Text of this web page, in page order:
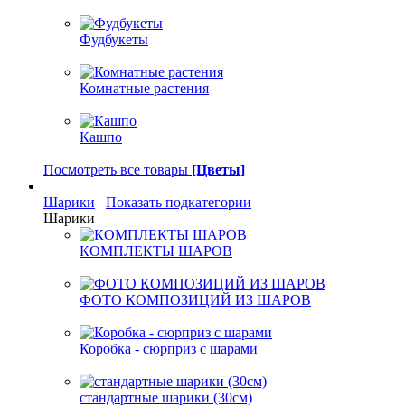
Фудбукеты
Комнатные растения
Кашпо
Посмотреть все товары [Цветы]
Шарики
Показать подкатегории
Шарики
КОМПЛЕКТЫ ШАРОВ
ФОТО КОМПОЗИЦИЙ ИЗ ШАРОВ
Коробка - сюрприз с шарами
стандартные шарики (30см)